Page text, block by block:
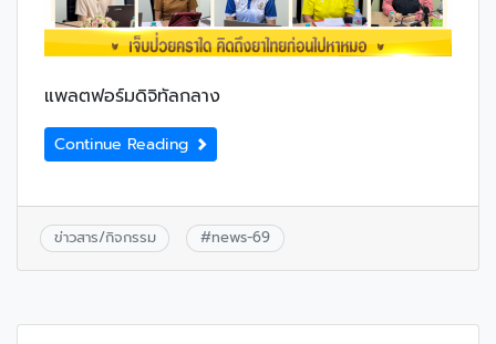
แพลตฟอร์มดิจิทัลกลาง
Continue Reading
ข่าวสาร/กิจกรรม #news-69